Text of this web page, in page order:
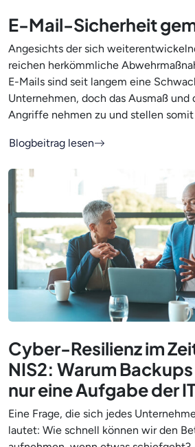
E-Mail-Sicherheit
Angesichts der sich
reichen herkömmliche
E-Mails sind seit langem eine
Unternehmen, doch das Ausmaß und
Angriffe nehmen zu und stellen somit
Blogbeitrag lesen
Cyber-Resilienz im
NIS2: Warum
nur eine Aufgabe der
Eine Frage, die sich jedes
lautet: Wie schnell können wir den